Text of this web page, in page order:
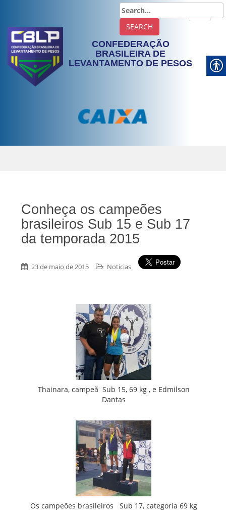
CONFEDERAÇÃO
BRASILEIRA DE
LEVANTAMENTO DE PESOS
Conheça os campeões
brasileiros Sub 15 e Sub 17
da temporada 2015
23 de maio de 2015 Noticias
Thainara, campeã Sub 15, 69 kg , e Edmilson
Dantas
Os campeões brasileiros Sub 17, categoria 69 kg